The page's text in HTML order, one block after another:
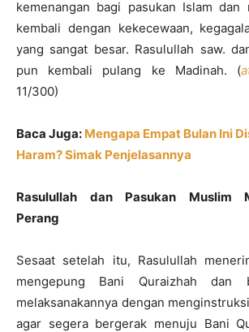
kemenangan bagi pasukan Islam dan
kembali dengan kekecewaan,
yang sangat besar. Rasulullah saw.
pun kembali pulang ke Madinah. (
11/300)
Baca Juga: Mengapa Empat Bulan Ini
Haram? Simak Penjelasannya
Rasulullah dan Pasukan Muslim
Perang
Sesaat setelah itu, Rasulullah
mengepung Bani Quraizhah dan
melaksanakannya dengan
agar segera bergerak menuju Bani